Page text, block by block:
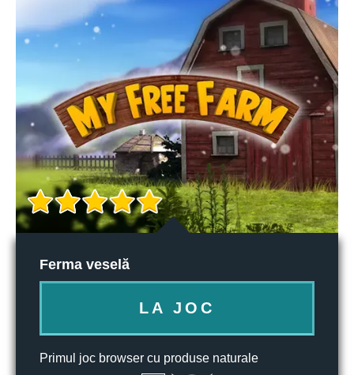
Ferma veselă
LA JOC
Primul joc browser cu produse naturale